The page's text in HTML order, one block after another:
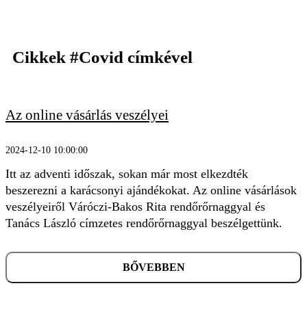
Cikkek #Covid címkével
Az online vásárlás veszélyei
2024-12-10 10:00:00
Itt az adventi időszak, sokan már most elkezdték
beszerezni a karácsonyi ajándékokat. Az online vásárlások
veszélyeiről Váróczi-Bakos Rita rendőrőrnaggyal és
Tanács László címzetes rendőrőrnaggyal beszélgettünk.
BŐVEBBEN